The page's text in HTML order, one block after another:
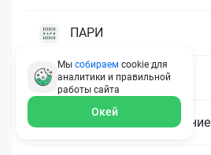
ПАРИ
Гелиос
Ренессанс Страхование
Мы собираем cookie для
аналитики и правильной
работы сайта
Окей